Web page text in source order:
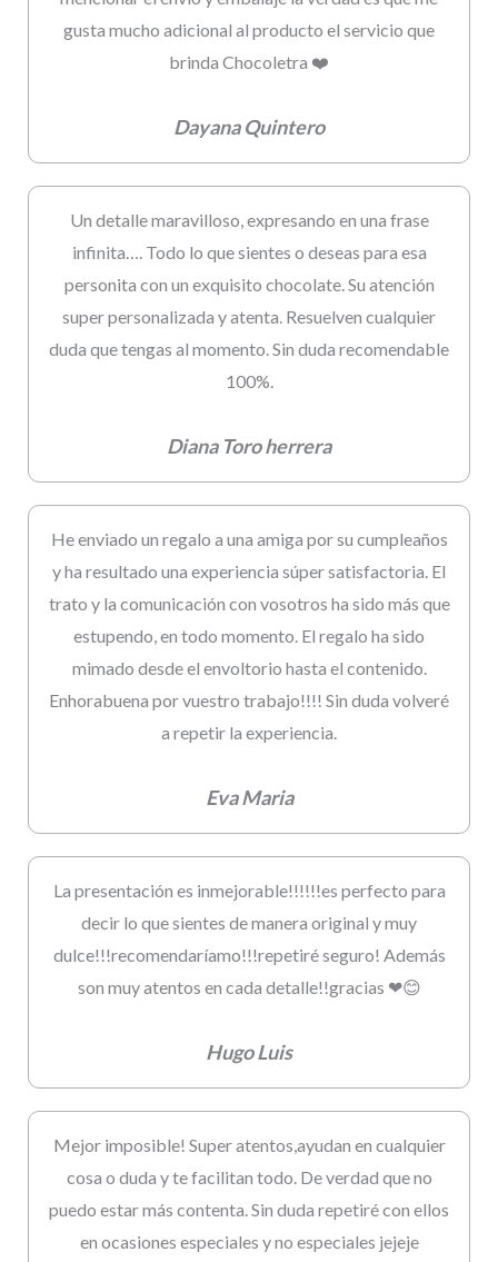
gusta mucho adicional al producto el servicio que
brinda Chocoletra ❤️
Dayana Quintero
Un detalle maravilloso, expresando en una frase
infinita…. Todo lo que sientes o deseas para esa
personita con un exquisito chocolate. Su atención
super personalizada y atenta. Resuelven cualquier
duda que tengas al momento. Sin duda recomendable
100%.
Diana Toro herrera
He enviado un regalo a una amiga por su cumpleaños
y ha resultado una experiencia súper satisfactoria. El
trato y la comunicación con vosotros ha sido más que
estupendo, en todo momento. El regalo ha sido
mimado desde el envoltorio hasta el contenido.
Enhorabuena por vuestro trabajo!!!! Sin duda volveré
a repetir la experiencia.
Eva Maria
La presentación es inmejorable!!!!!!es perfecto para
decir lo que sientes de manera original y muy
dulce!!!recomendaríamo!!!repetiré seguro! Además
son muy atentos en cada detalle!!gracias ❤😊
Hugo Luis
Mejor imposible! Super atentos,ayudan en cualquier
cosa o duda y te facilitan todo. De verdad que no
puedo estar más contenta. Sin duda repetiré con ellos
en ocasiones especiales y no especiales jejeje